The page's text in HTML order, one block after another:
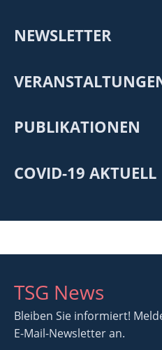
NEWSLETTER
PUBLIKATIONEN
COVID-19 AKTUELL
TSG News
Bleiben Sie informiert!
E-Mail-Newsletter an.